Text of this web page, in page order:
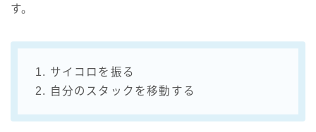
す。
1. サイコロを振る
2. 自分のスタックを移動する